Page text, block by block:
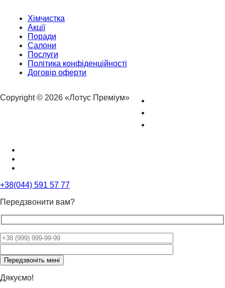
empty.
Хімчистка
Акції
Поради
Салони
Послуги
Політика конфіденційності
Договір оферти
Copyright © 2026 «Лотус Преміум»
+38(044) 591 57 77
Передзвонити вам?
leave
this
field
empty.
Дякуємо!